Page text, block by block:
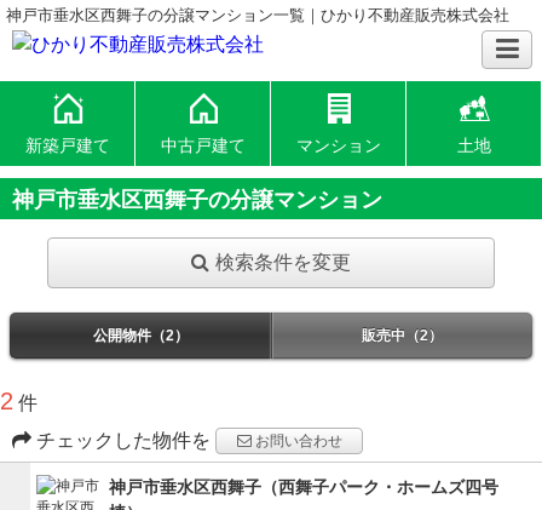
神戸市垂水区西舞子の分譲マンション一覧｜ひかり不動産販売株式会社
新築戸建て 中古戸建て マンション 土地
神戸市垂水区西舞子の分譲マンション
検索条件を変更
公開物件（2） 販売中（2）
2 件
チェックした物件を
お問い合わせ
神戸市垂水区西舞子（西舞子パーク・ホームズ四号